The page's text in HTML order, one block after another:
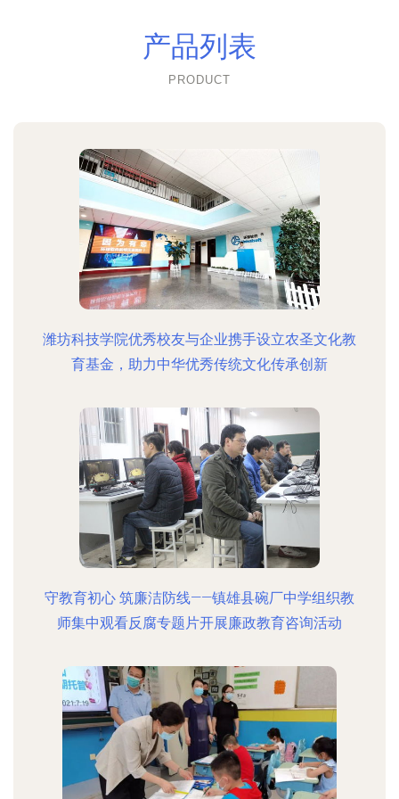
产品列表
PRODUCT
潍坊科技学院优秀校友与企业携手设立农圣文化教
育基金，助力中华优秀传统文化传承创新
守教育初心 筑廉洁防线——镇雄县碗厂中学组织教
师集中观看反腐专题片开展廉政教育咨询活动